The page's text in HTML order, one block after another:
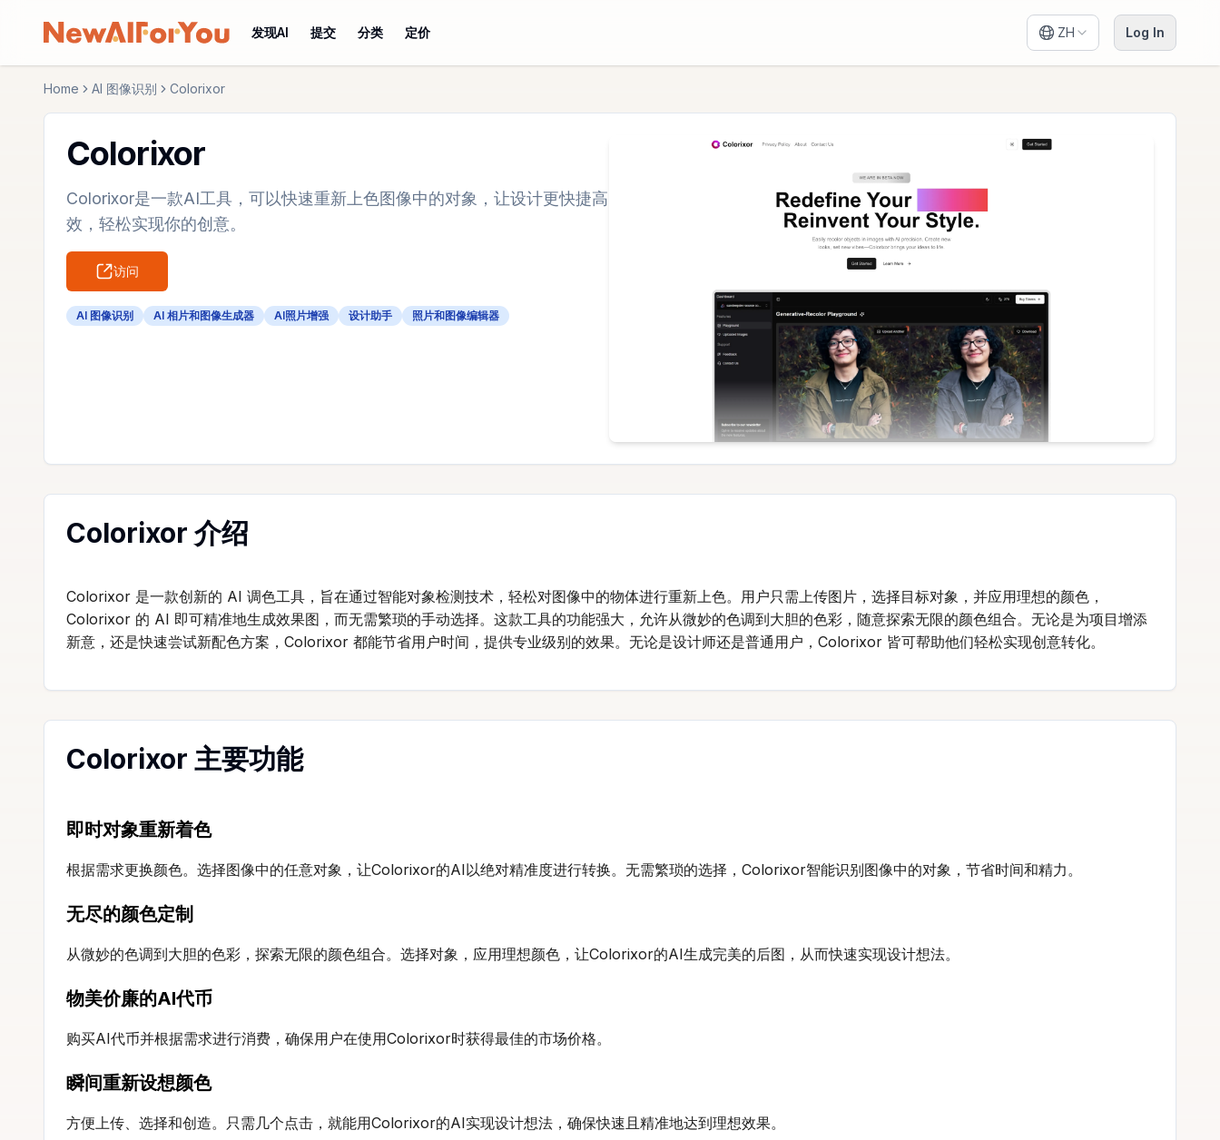
发现AI 提交 分类 定价 ZH Log In
Home AI 图像识别 Colorixor
Colorixor
Colorixor是一款AI工具，可以快速重新上色图像中的对象，让设计更快捷高
效，轻松实现你的创意。
访问
AI 图像识别 AI 相片和图像生成器 AI照片增强 设计助手 照片和图像编辑器
Colorixor 介绍
Colorixor 是一款创新的 AI 调色工具，旨在通过智能对象检测技术，轻松对图像中的物体进行重新上色。用户只需上传图片，选择目标对象，并应用理想的颜色，
Colorixor 的 AI 即可精准地生成效果图，而无需繁琐的手动选择。这款工具的功能强大，允许从微妙的色调到大胆的色彩，随意探索无限的颜色组合。无论是为项目增添
新意，还是快速尝试新配色方案，Colorixor 都能节省用户时间，提供专业级别的效果。无论是设计师还是普通用户，Colorixor 皆可帮助他们轻松实现创意转化。
Colorixor 主要功能
即时对象重新着色
根据需求更换颜色。选择图像中的任意对象，让Colorixor的AI以绝对精准度进行转换。无需繁琐的选择，Colorixor智能识别图像中的对象，节省时间和精力。
无尽的颜色定制
从微妙的色调到大胆的色彩，探索无限的颜色组合。选择对象，应用理想颜色，让Colorixor的AI生成完美的后图，从而快速实现设计想法。
物美价廉的AI代币
购买AI代币并根据需求进行消费，确保用户在使用Colorixor时获得最佳的市场价格。
瞬间重新设想颜色
方便上传、选择和创造。只需几个点击，就能用Colorixor的AI实现设计想法，确保快速且精准地达到理想效果。